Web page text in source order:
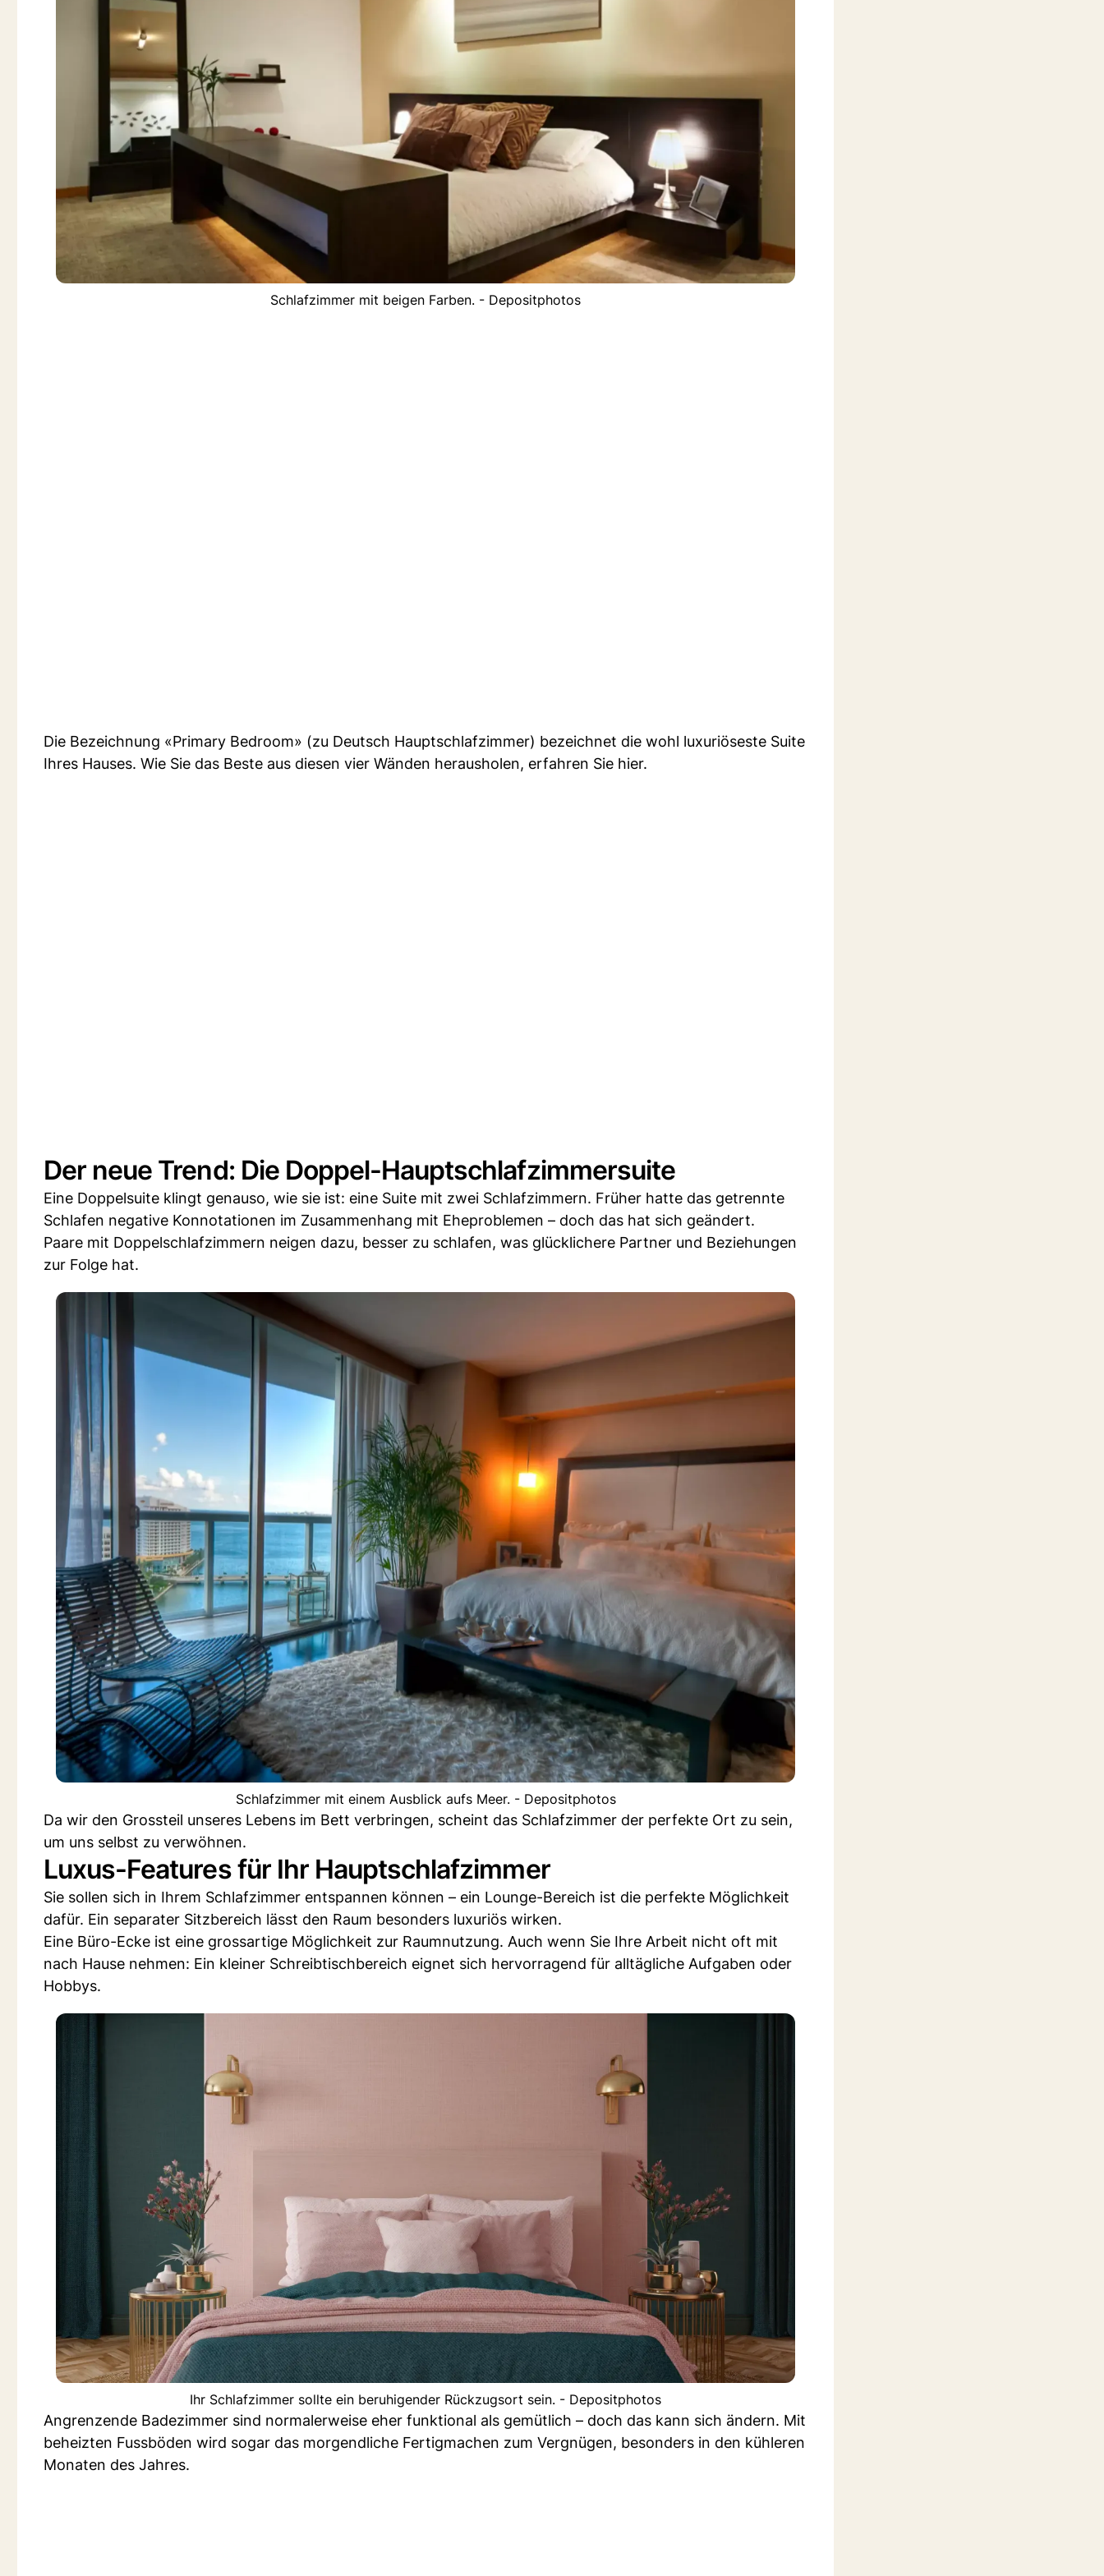
Schlafzimmer mit beigen Farben. - Depositphotos
Die Bezeichnung «Primary Bedroom» (zu Deutsch Hauptschlafzimmer) bezeichnet die wohl luxuriöseste Suite
Ihres Hauses. Wie Sie das Beste aus diesen vier Wänden herausholen, erfahren Sie hier.
Der neue Trend: Die Doppel-Hauptschlafzimmersuite
Eine Doppelsuite klingt genauso, wie sie ist: eine Suite mit zwei Schlafzimmern. Früher hatte das getrennte
Schlafen negative Konnotationen im Zusammenhang mit Eheproblemen – doch das hat sich geändert.
Paare mit Doppelschlafzimmern neigen dazu, besser zu schlafen, was glücklichere Partner und Beziehungen
zur Folge hat.
Schlafzimmer mit einem Ausblick aufs Meer. - Depositphotos
Da wir den Grossteil unseres Lebens im Bett verbringen, scheint das Schlafzimmer der perfekte Ort zu sein,
um uns selbst zu verwöhnen.
Luxus-Features für Ihr Hauptschlafzimmer
Sie sollen sich in Ihrem Schlafzimmer entspannen können – ein Lounge-Bereich ist die perfekte Möglichkeit
dafür. Ein separater Sitzbereich lässt den Raum besonders luxuriös wirken.
Eine Büro-Ecke ist eine grossartige Möglichkeit zur Raumnutzung. Auch wenn Sie Ihre Arbeit nicht oft mit
nach Hause nehmen: Ein kleiner Schreibtischbereich eignet sich hervorragend für alltägliche Aufgaben oder
Hobbys.
Ihr Schlafzimmer sollte ein beruhigender Rückzugsort sein. - Depositphotos
Angrenzende Badezimmer sind normalerweise eher funktional als gemütlich – doch das kann sich ändern. Mit
beheizten Fussböden wird sogar das morgendliche Fertigmachen zum Vergnügen, besonders in den kühleren
Monaten des Jahres.